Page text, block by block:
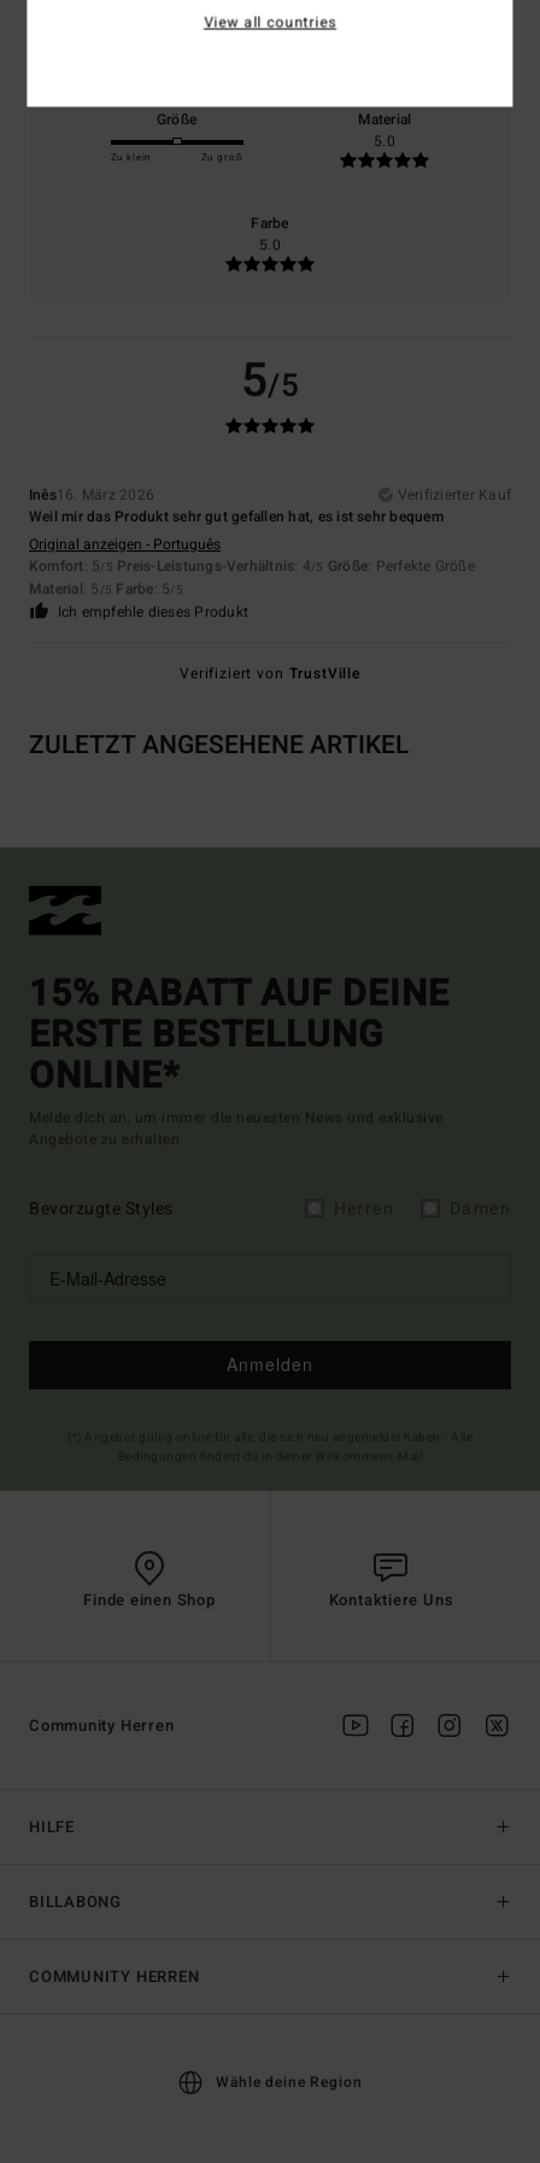
Preis-Leistungs-Verhältnis
Größe
Zu klein Zu groß
Material
5.0
Farbe
5.0
5/5
Inês16. März 2026
Verifizierter Kauf
Weil mir das Produkt sehr gut gefallen hat, es ist sehr bequem
Original anzeigen - Português
Komfort: 5/5 Preis-Leistungs-Verhältnis: 4/5 Größe: Perfekte Größe
Material: 5 /5 Farbe: 5/5
Ich empfehle dieses Produkt
Verifiziert von TrustVille
ZULETZT ANGESEHENE ARTIKEL
15% RABATT AUF DEINE
ERSTE BESTELLUNG
ONLINE*
Melde dich an, um immer die neuesten News und exklusive
Angebote zu erhalten.
Bevorzugte Styles
Anmelden
Finde einen Shop Kontaktiere Uns
HILFE
BILLABONG
Community Herren
COMMUNITY HERREN
Wähle deine Region
View all countries